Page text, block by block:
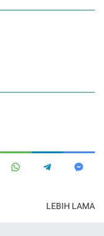
LEBIH LAMA